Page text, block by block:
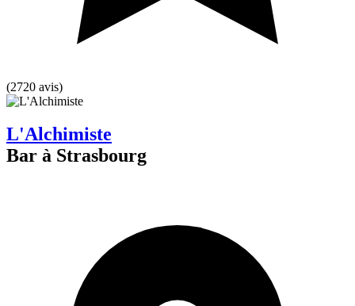
(2720 avis)
L'Alchimiste
Bar à Strasbourg